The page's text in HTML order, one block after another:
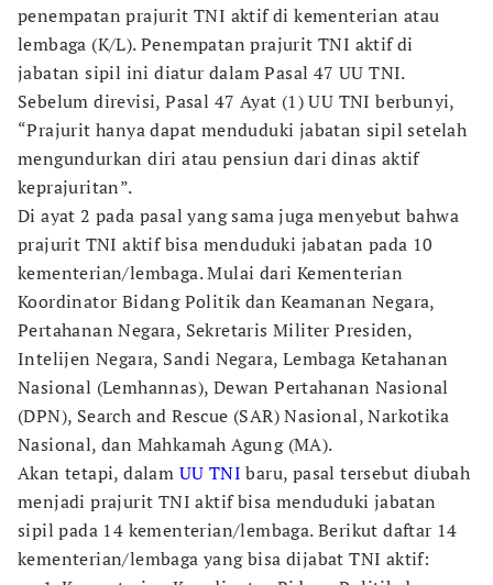
penempatan prajurit TNI aktif di kementerian atau
lembaga (K/L). Penempatan prajurit TNI aktif di
jabatan sipil ini diatur dalam Pasal 47 UU TNI.
Sebelum direvisi, Pasal 47 Ayat (1) UU TNI berbunyi,
“Prajurit hanya dapat menduduki jabatan sipil setelah
mengundurkan diri atau pensiun dari dinas aktif
keprajuritan”.
Di ayat 2 pada pasal yang sama juga menyebut bahwa
prajurit TNI aktif bisa menduduki jabatan pada 10
kementerian/lembaga. Mulai dari Kementerian
Koordinator Bidang Politik dan Keamanan Negara,
Pertahanan Negara, Sekretaris Militer Presiden,
Intelijen Negara, Sandi Negara, Lembaga Ketahanan
Nasional (Lemhannas), Dewan Pertahanan Nasional
(DPN), Search and Rescue (SAR) Nasional, Narkotika
Nasional, dan Mahkamah Agung (MA).
Akan tetapi, dalam UU TNI baru, pasal tersebut diubah
menjadi prajurit TNI aktif bisa menduduki jabatan
sipil pada 14 kementerian/lembaga. Berikut daftar 14
kementerian/lembaga yang bisa dijabat TNI aktif: